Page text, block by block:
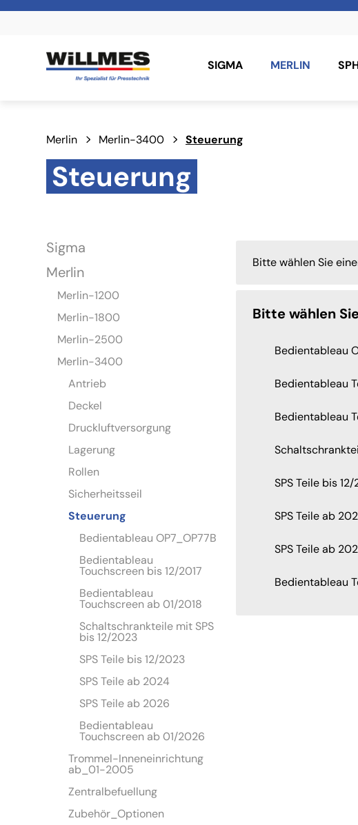
SIGMA MERLIN
Merlin Merlin-3400 Steuerung
Steuerung
Sigma
Merlin
Merlin-1200
Merlin-1800
Merlin-2500
Merlin-3400
Antrieb
Deckel
Druckluftversorgung
Lagerung
Rollen
Sicherheitsseil
Steuerung
Bedientableau OP7_OP77B
Bedientableau
Touchscreen bis 12/2017
Bedientableau
Touchscreen ab 01/2018
Schaltschrankteile mit SPS
bis 12/2023
SPS Teile bis 12/2023
SPS Teile ab 2024
SPS Teile ab 2026
Bedientableau
Touchscreen ab 01/2026
Trommel-Inneneinrichtung
ab_01-2005
Zentralbefuellung
Zubehör_Optionen
Bitte wählen Sie
Bitte wählen
Bedientableau
Bedientableau
Bedientableau
SPS Teile bis
SPS Teile ab
SPS Teile ab
Bedientableau